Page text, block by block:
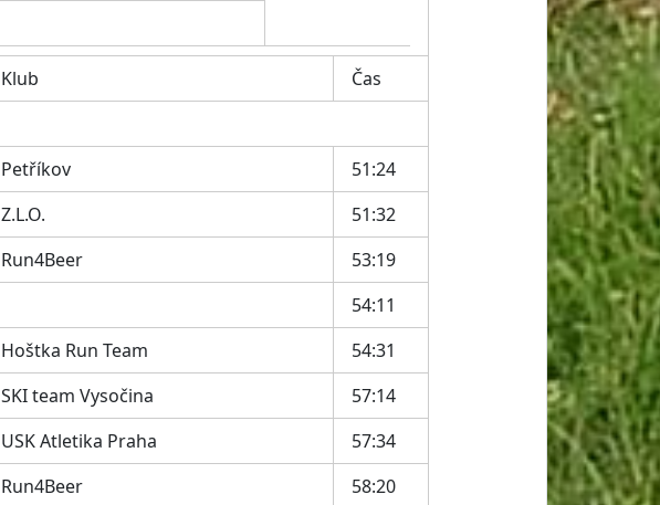
Klub Čas
Petříkov
51:24
Z.L.O.
51:32
Run4Beer
53:19
54:11
Hoštka Run Team
54:31
SKI team Vysočina
57:14
USK Atletika Praha
57:34
Run4Beer
58:20